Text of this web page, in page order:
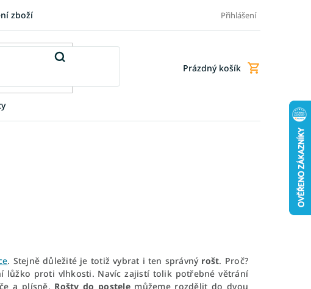
zboží Obchodní podmínky
Přihlášení
Nákupní
Prázdný košík
. Stejně důležité je totiž vybrat i ten správný rošt. Proč?
lůžko proti vlhkosti. Navíc zajistí tolik potřebné větrání
a plísně. Rošty do postelemůžeme rozdělit do dvou